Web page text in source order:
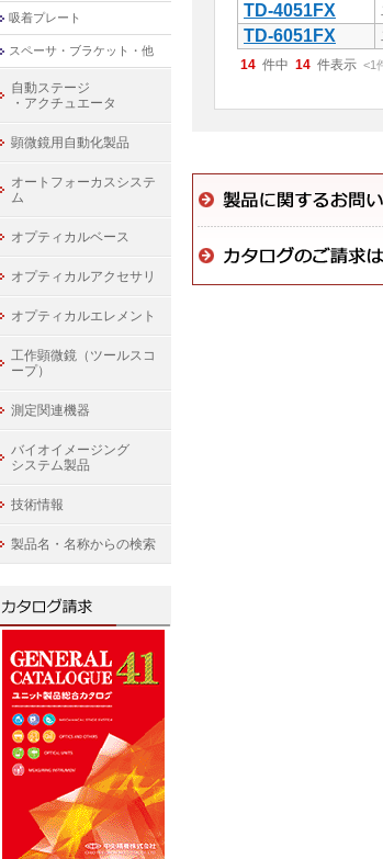
TD-4051FX
TD-6051FX
14 件中 14 件表示 <1
吸着プレート
スペーサ・ブラケット・他
自動ステージ
・アクチュエータ
顕微鏡用自動化製品
オートフォーカスシステ
ム
オプティカルベース
オプティカルアクセサリ
オプティカルエレメント
工作顕微鏡（ツールスコ
ープ）
測定関連機器
バイオイメージング
システム製品
技術情報
製品名・名称からの検索